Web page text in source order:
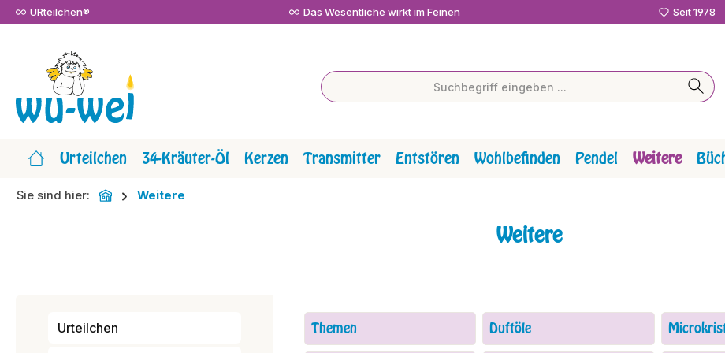
Hauptinhalt springen
Zur Suche springen
Zur Hauptnavigation springen
URteilchen® Das Wesentliche wirkt im Feinen Seit 1978
Urteilchen 34-Kräuter-Öl Kerzen Transmitter Entstören Wohlbefinden Pendel Weitere
Sie sind hier: Weitere
Weitere
Urteilchen Themen Duftöle